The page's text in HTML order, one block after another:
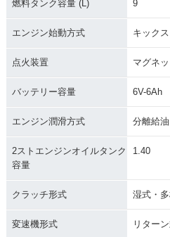
燃料タンク容量 (L) 9
エンジン始動方式 キック
点火装置 マグネ
バッテリー容量 6V-6Ah
エンジン潤滑方式 分離給油
2ストエンジンオイルタンク
容量
1.40
クラッチ形式 湿式・
変速機形式 リター